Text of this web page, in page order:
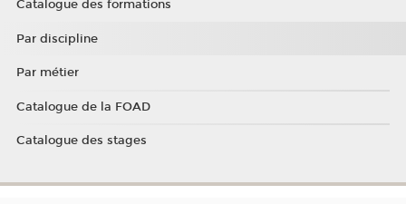
Catalogue des formations
Par discipline
Par métier
Catalogue de la FOAD
Catalogue des stages